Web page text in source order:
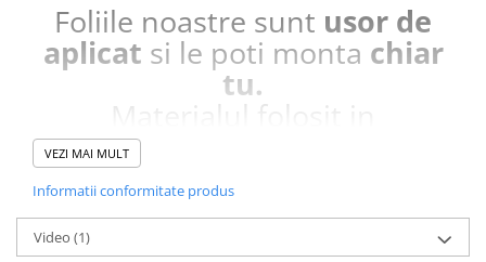
Foliile noastre sunt usor de
aplicat si le poti monta chiar
tu.
Materialul folosit in
producerea foliilor
sticla pe care o stim cu totii, ci
esteNano Glassflexibil.
Acesta NU SE
VEZI MAI MULT
Informatii conformitate produs
Video (1)